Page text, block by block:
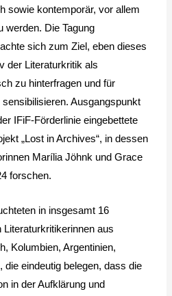
sowie kontemporär, vor allem
werden. Die Tagung
sich zum Ziel, eben dieses
der Literaturkritik als
zu hinterfragen und für
Ausgangspunkt
IFiF-Förderlinie eingebettete
„Lost in Archives“, in dessen
Marília Jöhnk und Grace
forschen.
in insgesamt 16
aus
Kolumbien, Argentinien,
die eindeutig belegen, dass die
in der Aufklärung und